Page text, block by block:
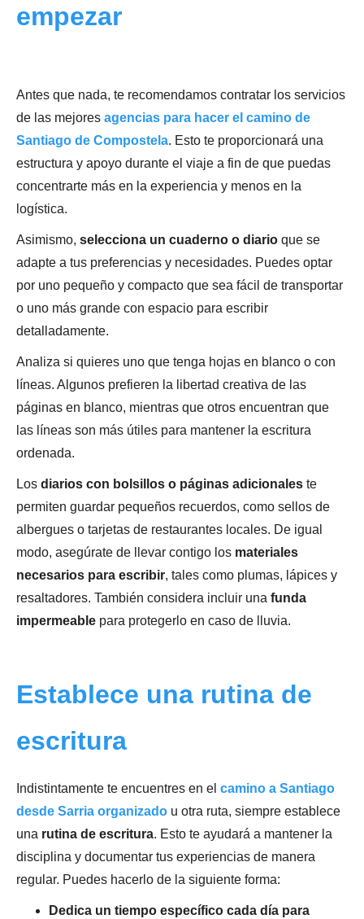
empezar
Antes que nada, te recomendamos contratar los servicios
de las mejores agencias para hacer el camino de
Santiago de Compostela. Esto te proporcionará una
estructura y apoyo durante el viaje a fin de que puedas
concentrarte más en la experiencia y menos en la
logística.
Asimismo, selecciona un cuaderno o diario que se
adapte a tus preferencias y necesidades. Puedes optar
por uno pequeño y compacto que sea fácil de transportar
o uno más grande con espacio para escribir
detalladamente.
Analiza si quieres uno que tenga hojas en blanco o con
líneas. Algunos prefieren la libertad creativa de las
páginas en blanco, mientras que otros encuentran que
las líneas son más útiles para mantener la escritura
ordenada.
Los diarios con bolsillos o páginas adicionales te
permiten guardar pequeños recuerdos, como sellos de
albergues o tarjetas de restaurantes locales. De igual
modo, asegúrate de llevar contigo los materiales
necesarios para escribir, tales como plumas, lápices y
resaltadores. También considera incluir una funda
impermeable para protegerlo en caso de lluvia.
Establece una rutina de
escritura
Indistintamente te encuentres en el camino a Santiago
desde Sarria organizado u otra ruta, siempre establece
una rutina de escritura. Esto te ayudará a mantener la
disciplina y documentar tus experiencias de manera
regular. Puedes hacerlo de la siguiente forma:
Dedica un tiempo específico cada día para